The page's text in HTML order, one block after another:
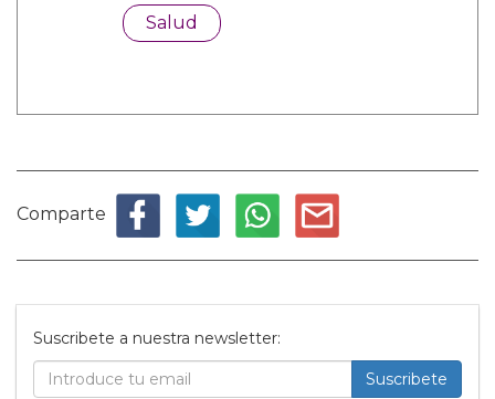
Salud
Comparte
Suscribete a nuestra newsletter:
Suscribete